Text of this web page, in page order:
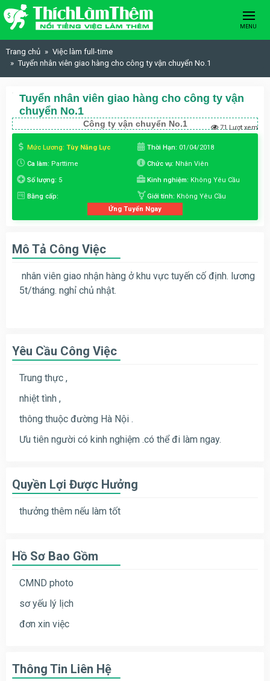
Skip to content
MENU
Trang chủ
Việc làm full-time
Tuyển nhân viên giao hàng cho công ty vận chuyển No.1
Tuyển nhân viên giao hàng cho công ty vận
chuyển No.1
Công ty vận chuyển No.1 71 Lượt xem
Mức Lương: Tùy Năng Lực Thời Hạn: 01/04/2018
Ca làm: Parttime Chức vụ: Nhân Viên
Số lượng: 5 Kinh nghiệm: Không Yêu Cầu
Bằng cấp: Giới tính: Không Yêu Cầu
Ứng Tuyển Ngay
Mô Tả Công Việc
nhân viên giao nhận hàng ở khu vực tuyến cố định. lương
5t/tháng. nghỉ chủ nhật.
Yêu Cầu Công Việc
Trung thực ,
nhiệt tình ,
thông thuộc đường Hà Nội .
Ưu tiên người có kinh nghiệm .có thể đi làm ngay.
Quyền Lợi Được Hưởng
thưởng thêm nếu làm tốt
Hồ Sơ Bao Gồm
CMND photo
sơ yếu lý lịch
đơn xin việc
Thông Tin Liên Hệ